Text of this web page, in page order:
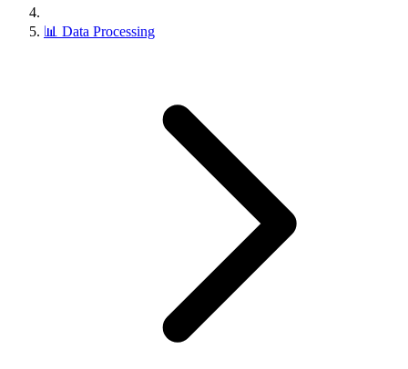
📊 Data Processing